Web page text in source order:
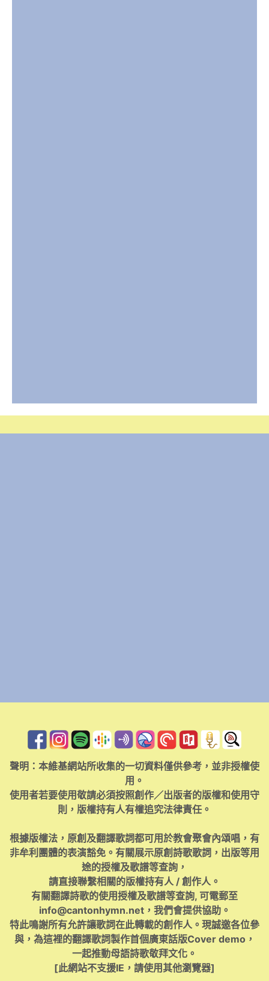
聲明：本維基網站所收集的一切資料僅供參考，並非授權使
用。
使用者若要使用敬請必須按照創作／出版者的版權和使用守
則，版權持有人有權追究法律責任。
根據版權法，原創及翻譯歌詞都可用於教會聚會內頌唱，有
非牟利團體的表演豁免。有關展示原創詩歌歌詞，出版等用
途的授權及歌譜等查詢，
請直接聯繫相關的版權持有人 / 創作人。
有關翻譯詩歌的使用授權及歌譜等查詢, 可電郵至
info@cantonhymn.net，我們會提供協助。
特此鳴謝所有允許讓歌詞在此轉載的創作人。現誠邀各位參
與，為這裡的翻譯歌詞製作首個廣東話版Cover demo，
一起推動母語詩歌敬拜文化。
[此網站不支援IE，請使用其他瀏覽器]